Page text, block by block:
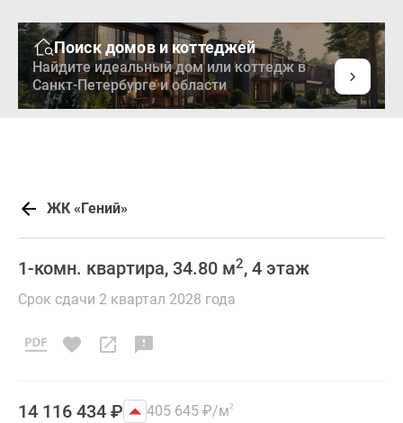
Поиск домов и коттеджей
Найдите идеальный дом или коттедж в
Санкт-Петербурге и области
ЖК «Гений»
1-комн. квартира, 34.80 м2, 4 этаж
Срок сдачи 2 квартал 2028 года
14 116 434 ₽ 405 645 ₽/м2